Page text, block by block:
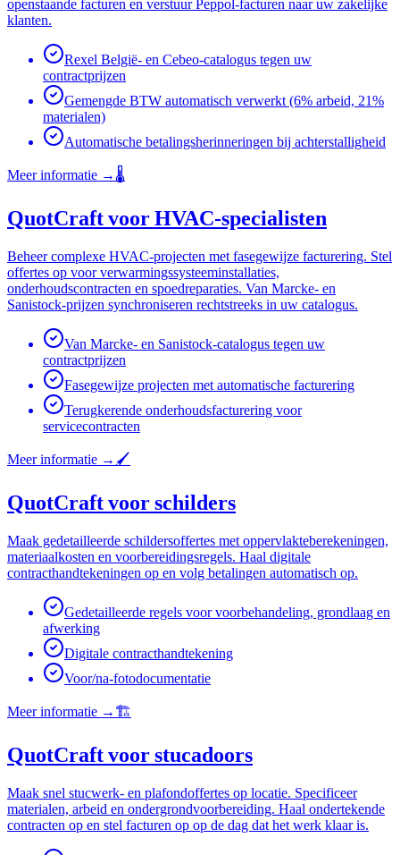
openstaande facturen en verstuur Peppol-facturen naar uw zakelijke
klanten.
Rexel België- en Cebeo-catalogus tegen uw
contractprijzen
Gemengde BTW automatisch verwerkt (6% arbeid, 21%
materialen)
Automatische betalingsherinneringen bij achterstalligheid
Meer informatie →🌡️
QuotCraft voor HVAC-specialisten
Beheer complexe HVAC-projecten met fasegewijze facturering. Stel
offertes op voor verwarmingssysteeminstallaties,
onderhoudscontracten en spoedreparaties. Van Marcke- en
Sanistock-prijzen synchroniseren rechtstreeks in uw catalogus.
Van Marcke- en Sanistock-catalogus tegen uw
contractprijzen
Fasegewijze projecten met automatische facturering
Terugkerende onderhoudsfacturering voor
servicecontracten
Meer informatie → 🖌️
QuotCraft voor schilders
Maak gedetailleerde schildersoffertes met oppervlakteberekeningen,
materiaalkosten en voorbereidingsregels. Haal digitale
contracthandtekeningen op en volg betalingen automatisch op.
Gedetailleerde regels voor voorbehandeling, grondlaag en
afwerking
Digitale contracthandtekening
Voor/na-fotodocumentatie
Meer informatie → 🏗️
QuotCraft voor stucadoors
Maak snel stucwerk- en plafondoffertes op locatie. Specificeer
materialen, arbeid en ondergrondvoorbereiding. Haal ondertekende
contracten op en stel facturen op op de dag dat het werk klaar is.